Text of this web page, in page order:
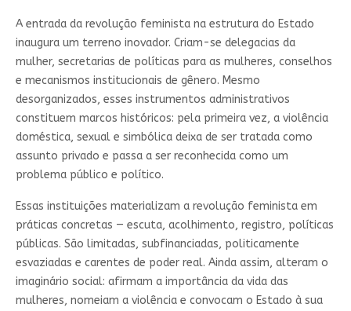
A entrada da revolução feminista na estrutura do Estado
inaugura um terreno inovador. Criam-se delegacias da
mulher, secretarias de políticas para as mulheres, conselhos
e mecanismos institucionais de gênero. Mesmo
desorganizados, esses instrumentos administrativos
constituem marcos históricos: pela primeira vez, a violência
doméstica, sexual e simbólica deixa de ser tratada como
assunto privado e passa a ser reconhecida como um
problema público e político.
Essas instituições materializam a revolução feminista em
práticas concretas — escuta, acolhimento, registro, políticas
públicas. São limitadas, subfinanciadas, politicamente
esvaziadas e carentes de poder real. Ainda assim, alteram o
imaginário social: afirmam a importância da vida das
mulheres, nomeiam a violência e convocam o Estado à sua